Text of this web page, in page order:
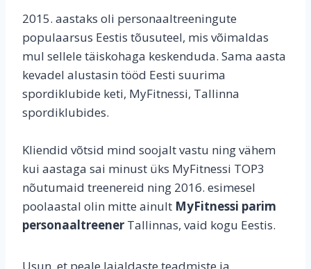
2015. aastaks oli personaaltreeningute
populaarsus Eestis tõusuteel, mis võimaldas
mul sellele täiskohaga keskenduda. Sama aasta
kevadel alustasin tööd Eesti suurima
spordiklubide keti, MyFitnessi, Tallinna
spordiklubides.
Kliendid võtsid mind soojalt vastu ning vähem
kui aastaga sai minust üks MyFitnessi TOP3
nõutumaid treenereid ning 2016. esimesel
poolaastal olin mitte ainult MyFitnessi parim
personaaltreener Tallinnas, vaid kogu Eestis.